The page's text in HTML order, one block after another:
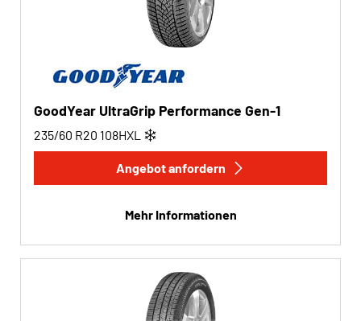
GoodYear UltraGrip Performance Gen-1
235/60 R20 108HXL
Angebot anfordern
Mehr Informationen